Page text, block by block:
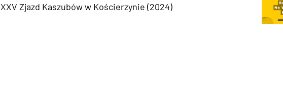
XXV Zjazd Kaszubów w Kościerzynie (2024)